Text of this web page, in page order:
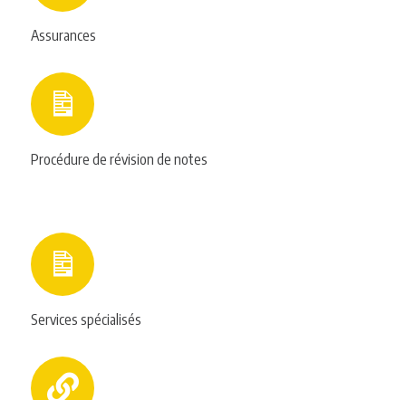
Assurances
Procédure de révision de notes
Services spécialisés